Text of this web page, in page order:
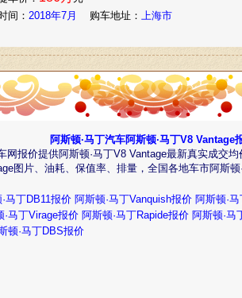
间： 2018年7月 购车地址： 上海市
阿斯顿·马丁汽车阿斯顿·马丁V8 Vantage
网报价提供阿斯顿·马丁V8 Vantage最新真实成交
图片、油耗、保值率、排量，全国各地车市阿斯顿
马丁DB11报价 阿斯顿·马丁Vanquish报价 阿斯顿·
·马丁Virage报价 阿斯顿·马丁Rapide报价 阿斯顿·马
顿·马丁DBS报价